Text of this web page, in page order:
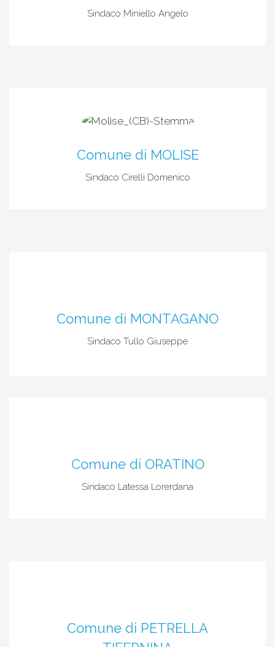
Sindaco Miniello Angelo
Comune di MOLISE
Sindaco Cirelli Domenico
Comune di MONTAGANO
Sindaco Tullo Giuseppe
Comune di ORATINO
Sindaco Latessa Lorerdana
Comune di PETRELLA